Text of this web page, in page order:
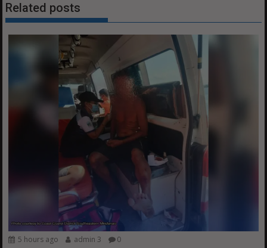
Related posts
5 hours ago admin 3 0